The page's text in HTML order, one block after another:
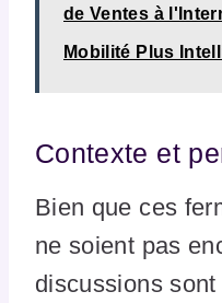
de Ventes à
Mobilité Plus
Contexte et
Bien que ces
ne soient pas
discussions